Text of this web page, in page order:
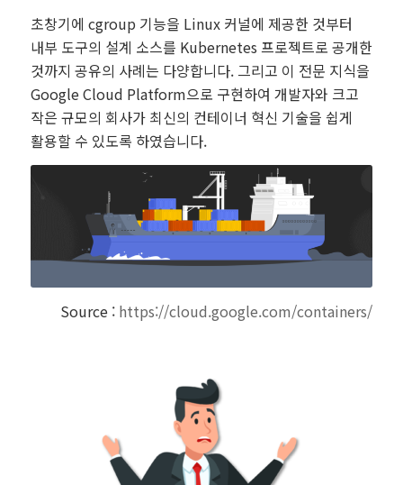
초창기에 cgroup 기능을 Linux 커널에 제공한 것부터
내부 도구의 설계 소스를 Kubernetes 프로젝트로 공개한
것까지 공유의 사례는 다양합니다. 그리고 이 전문 지식을
Google Cloud Platform으로 구현하여 개발자와 크고
작은 규모의 회사가 최신의 컨테이너 혁신 기술을 쉽게
활용할 수 있도록 하였습니다.
Source : https://cloud.google.com/containers/